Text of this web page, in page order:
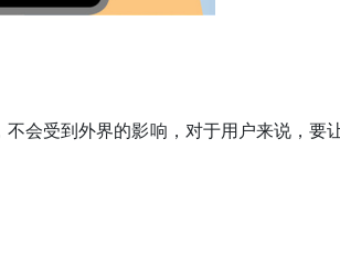
会受到外界的影响，对于用户来说，要